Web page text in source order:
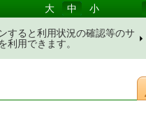
大 中 小
すると利用状況の確認等のサ
利用できます。